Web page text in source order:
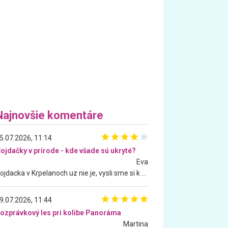
komentáre
11:14
v prírode - kde všade sú ukryté?
Eva
11:44
les pri kolibe Panoráma
Martina